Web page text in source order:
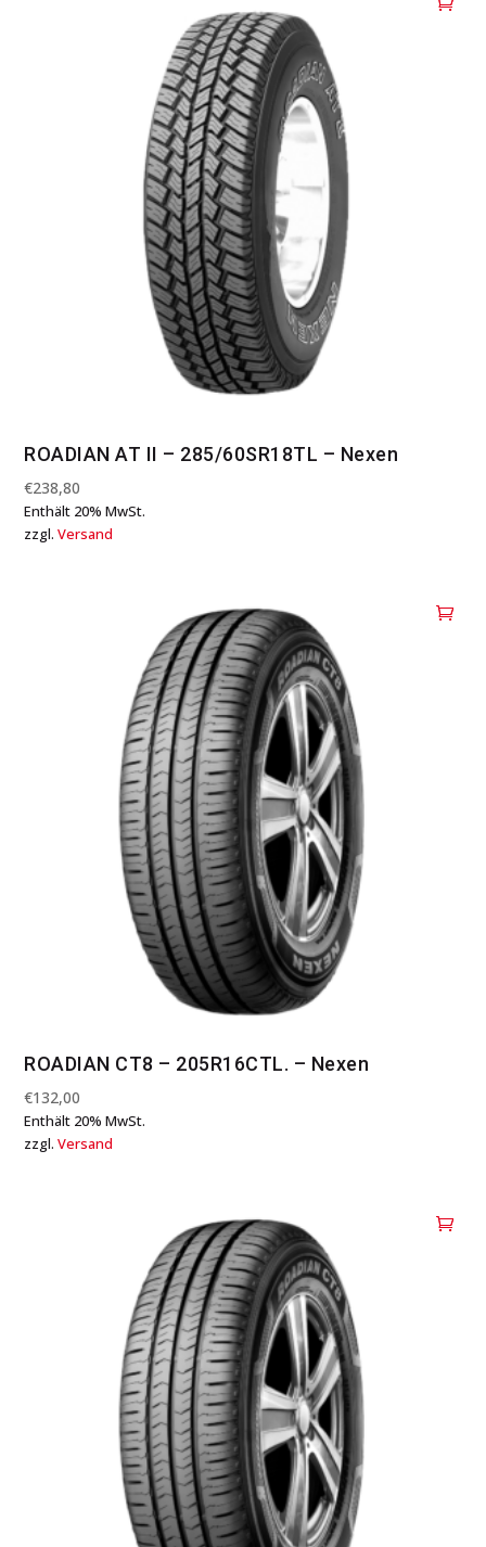
ROADIAN AT II – 285/60SR18TL – Nexen
€238,80
Enthält 20% MwSt.
zzgl.Versand
ROADIAN CT8 – 205R16CTL. – Nexen
€132,00
Enthält 20% MwSt.
zzgl.Versand